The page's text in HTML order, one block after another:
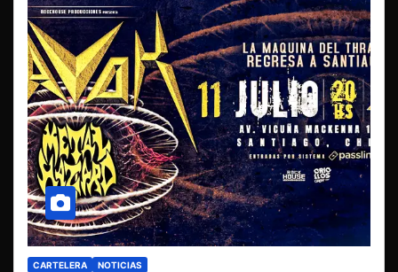
CARTELERA NOTICIAS